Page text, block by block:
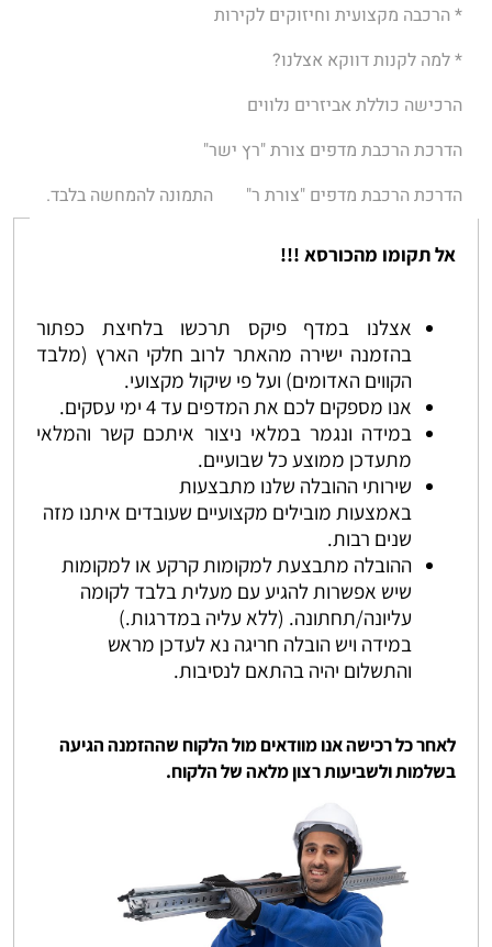
* הרכבה מקצועית וחיזוקים לקירות
* למה לקנות דווקא אצלנו?
הרכישה כוללת אביזרים נלווים
הדרכת הרכבת מדפים צורת "רץ ישר"
הדרכת הרכבת מדפים "צורת ר"
התמונה להמחשה בלבד.
אל תקומו מהכורסא !!!
אצלנו במדף פיקס תרכשו בלחיצת כפתור
בהזמנה ישירה מהאתר לרוב חלקי הארץ (מלבד
הקווים האדומים) ועל פי שיקול מקצועי.
אנו מספקים לכם את המדפים עד 4 ימי עסקים.
במידה ונגמר במלאי ניצור איתכם קשר והמלאי
מתעדכן ממוצע כל שבועיים.
שירותי ההובלה שלנו מתבצעות
באמצעות מובילים מקצועיים שעובדים איתנו מזה
שנים רבות.
ההובלה מתבצעת למקומות קרקע או למקומות
שיש אפשרות להגיע עם מעלית בלבד לקומה
עליונה/תחתונה. (ללא עליה במדרגות.)
במידה ויש הובלה חריגה נא לעדכן מראש
והתשלום יהיה בהתאם לנסיבות.
לאחר כל רכישה אנו מוודאים מול הלקוח שההזמנה הגיעה
בשלמות ולשביעות רצון מלאה של הלקוח.